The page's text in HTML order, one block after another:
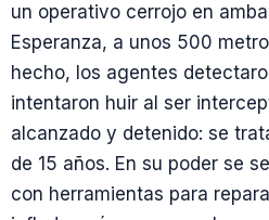
un operativo cerrojo en
Esperanza, a unos 500
hecho, los agentes
intentaron huir al ser
alcanzado y detenido: se
de 15 años. En su poder se
con herramientas para